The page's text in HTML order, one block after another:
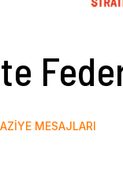
MESAJLARI